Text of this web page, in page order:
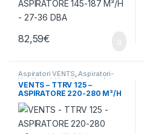
82,59€
Aspiratori VENTS,Aspiratori-
Ventilatori,Ventilazione - Aria
VENTS – TTRV 125 –
ASPIRATORE 220-280 M³/H
– 28-37 DBA